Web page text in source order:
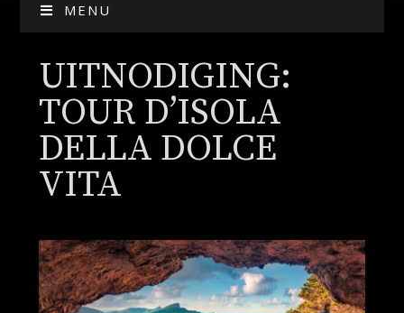
MENU
UITNODIGING:
TOUR D’ISOLA
DELLA DOLCE
VITA